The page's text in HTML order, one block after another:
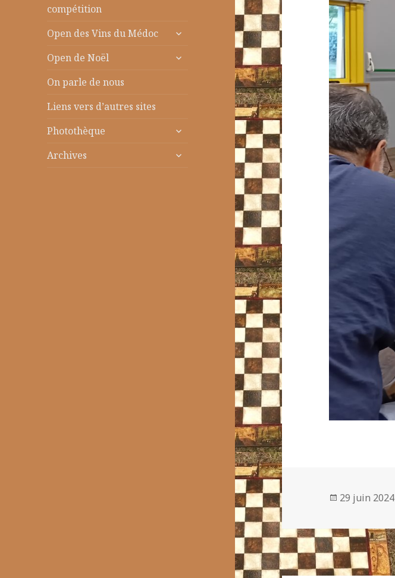
compétition
menu
Open des Vins du Médoc
ouvrir
sous-
Open de Noël
ouvrir
On parle de nous
Liens vers d’autres sites
Photothèque
ouvrir
sous-
Archives
ouvrir
Publié
29 juin 2024